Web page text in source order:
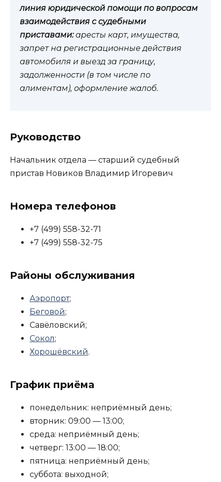
линия юридической помощи по вопросам
взаимодействия с судебными
приставами:аресты карт, имущества,
запрет на регистрационные действия
автомобиля и выезд за границу,
задолженности (в том числе по
алиментам), оформление жалоб.
Руководство
Начальник отдела — старший судебный
пристав Новиков Владимир Игоревич
Номера телефонов
+7 (499) 558-32-71
+7 (499) 558-32-75
Районы обслуживания
Аэропорт;
Беговой;
Савёловский;
Сокол;
Хорошёвский.
График приёма
понедельник: неприёмный день;
вторник: 09:00 — 13:00;
среда: неприёмный день;
четверг: 13:00 — 18:00;
пятница: неприёмный день;
суббота: выходной;